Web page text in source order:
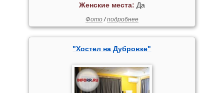
Женские места: Да
Фото/подробнее
"Хостел на Дубровке"